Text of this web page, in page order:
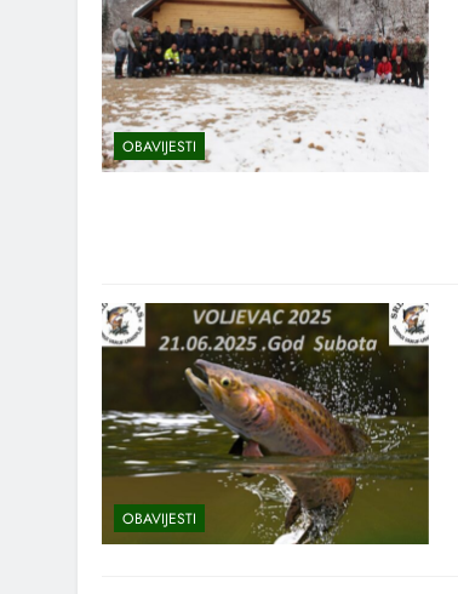
OBAVIJESTI
OBAVIJESTI